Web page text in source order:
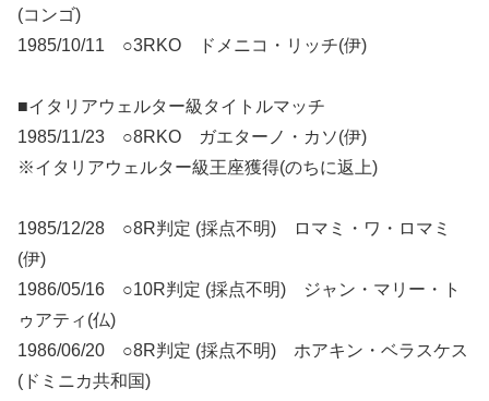
(コンゴ)
1985/10/11 ○3RKO ドメニコ・リッチ(伊)
■イタリアウェルター級タイトルマッチ
1985/11/23 ○8RKO ガエターノ・カソ(伊)
※イタリアウェルター級王座獲得(のちに返上)
1985/12/28 ○8R判定 (採点不明) ロマミ・ワ・ロマミ
(伊)
1986/05/16 ○10R判定 (採点不明) ジャン・マリー・ト
ゥアティ(仏)
1986/06/20 ○8R判定 (採点不明) ホアキン・ベラスケス
(ドミニカ共和国)